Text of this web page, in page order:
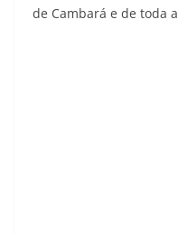
de Cambará e de toda